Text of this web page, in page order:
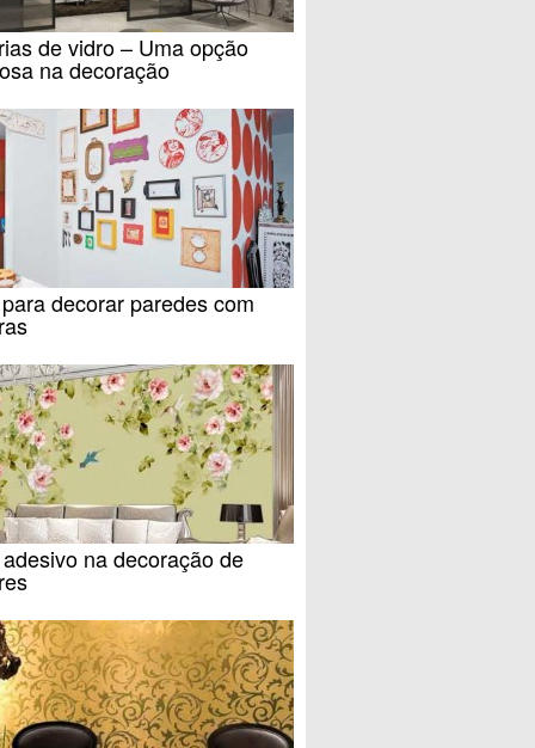
de vidro – Uma opção
na decoração
decorar paredes com
na decoração de